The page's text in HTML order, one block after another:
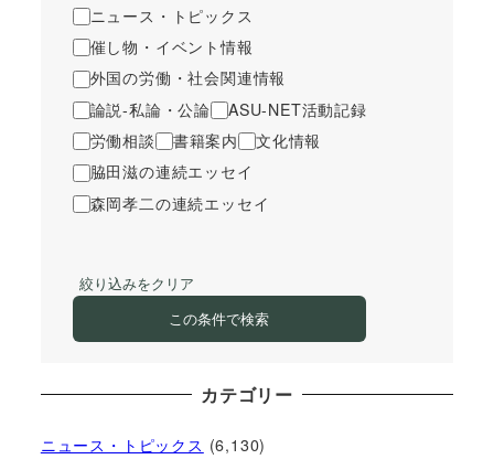
ニュース・トピックス
催し物・イベント情報
外国の労働・社会関連情報
論説-私論・公論
ASU-NET活動記録
労働相談
書籍案内
文化情報
脇田滋の連続エッセイ
森岡孝二の連続エッセイ
絞り込みをクリア
この条件で検索
カテゴリー
ニュース・トピックス (6,130)